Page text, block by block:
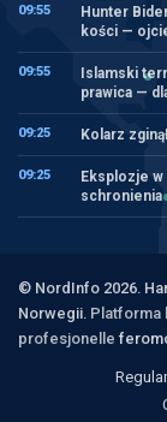
09:55
Hunter
kości —
09:55
Islamski
prawica —
09:25 Kolarz
09:25
Eksplozje w
schronienia
© NordInfo 2026.
Norwegii. Platforma
profesjonelle